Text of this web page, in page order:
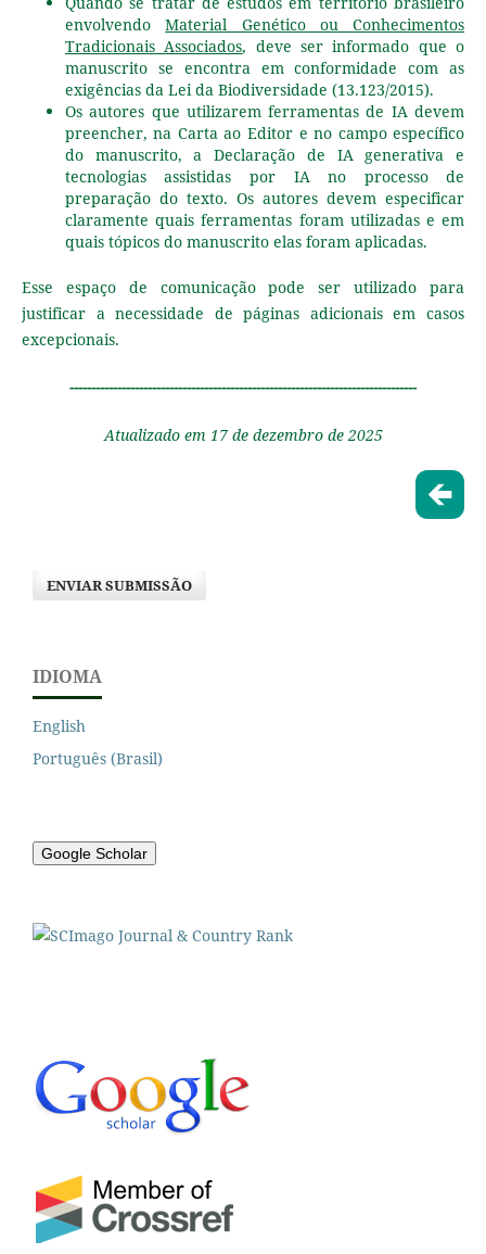
envolvendoMaterial Genético ou Conhecimentos
Tradicionais Associados, deve ser informado que o
manuscrito se encontra em conformidade com as
exigências da Lei da Biodiversidade (13.123/2015).
Os autores que utilizarem ferramentas de IA devem
preencher, na Carta ao Editor e no campo específico
do manuscrito, a Declaração de IA generativa e
tecnologias assistidas por IA no processo de
preparação do texto. Os autores devem especificar
claramente quais ferramentas foram utilizadas e em
quais tópicos do manuscrito elas foram aplicadas.
Esse espaço de comunicação pode ser utilizado para
justificar a necessidade de páginas adicionais em casos
excepcionais.
--------------------------------------------------------------------------------
Atualizado em 17 de dezembro de 2025
ENVIAR SUBMISSÃO
IDIOMA
English
Português (Brasil)
Google Scholar